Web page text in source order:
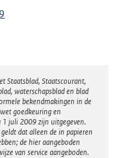
Staatsblad, Staatscourant,
waterschapsblad en blad
bekendmakingen in de
goedkeuring en
1 juli 2009 zijn uitgegeven.
dat alleen de in papieren
de hier aangeboden
van service aangeboden.